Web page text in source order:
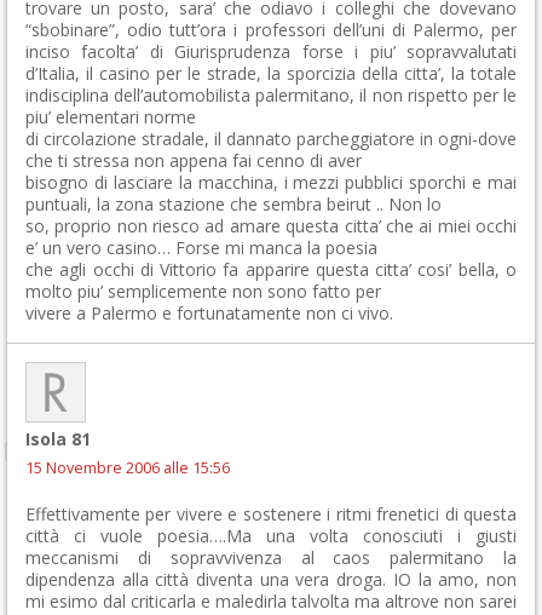
trovare un posto, sara’ che odiavo i colleghi che dovevano
“sbobinare”, odio tutt’ora i professori dell’uni di Palermo, per
inciso facolta’ di Giurisprudenza forse i piu’ sopravvalutati
d’Italia, il casino per le strade, la sporcizia della citta’, la totale
indisciplina dell’automobilista palermitano, il non rispetto per le
piu’ elementari norme
di circolazione stradale, il dannato parcheggiatore in ogni-dove
che ti stressa non appena fai cenno di aver
bisogno di lasciare la macchina, i mezzi pubblici sporchi e mai
puntuali, la zona stazione che sembra beirut .. Non lo
so, proprio non riesco ad amare questa citta’ che ai miei occhi
e’ un vero casino… Forse mi manca la poesia
che agli occhi di Vittorio fa apparire questa citta’ cosi’ bella, o
molto piu’ semplicemente non sono fatto per
vivere a Palermo e fortunatamente non ci vivo.
Isola 81
15 Novembre 2006 alle 15:56
Effettivamente per vivere e sostenere i ritmi frenetici di questa
città ci vuole poesia….Ma una volta conosciuti i giusti
meccanismi di sopravvivenza al caos palermitano la
dipendenza alla città diventa una vera droga. IO la amo, non
mi esimo dal criticarla e maledirla talvolta ma altrove non sarei